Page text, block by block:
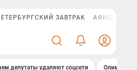
ЗАВТРАК АФИША PLUS
депутаты удаляют соцсети